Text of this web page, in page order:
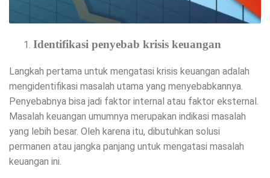
Identifikasi penyebab krisis keuangan
Langkah pertama untuk mengatasi krisis keuangan adalah
mengidentifikasi masalah utama yang menyebabkannya.
Penyebabnya bisa jadi faktor internal atau faktor eksternal.
Masalah keuangan umumnya merupakan indikasi masalah
yang lebih besar. Oleh karena itu, dibutuhkan solusi
permanen atau jangka panjang untuk mengatasi masalah
keuangan ini.